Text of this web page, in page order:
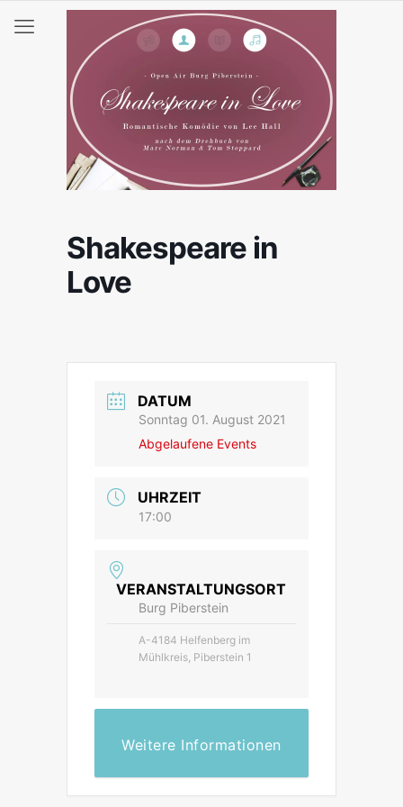
Shakespeare in
Love
DATUM
Sonntag 01. August 2021
Abgelaufene Events
UHRZEIT
17:00
VERANSTALTUNGSORT
Burg Piberstein
A-4184 Helfenberg im
Mühlkreis, Piberstein 1
Weitere Informationen